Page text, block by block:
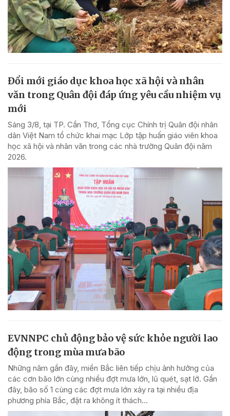
Đổi mới giáo dục khoa học xã hội và nhân
văn trong Quân đội đáp ứng yêu cầu nhiệm vụ
mới
Sáng 3/8, tại TP. Cần Thơ, Tổng cục Chính trị Quân đội nhân
dân Việt Nam tổ chức khai mạc Lớp tập huấn giáo viên khoa
học xã hội và nhân văn trong các nhà trường Quân đội năm
2026.
EVNNPC chủ động bảo vệ sức khỏe người lao
động trong mùa mưa bão
Những năm gần đây, miền Bắc liên tiếp chịu ảnh hưởng của
các cơn bão lớn cùng nhiều đợt mưa lớn, lũ quét, sạt lở. Gần
đây, bão số 1 cùng các đợt mưa lớn xảy ra tại nhiều địa
phương phía Bắc, đặt ra không ít thách...